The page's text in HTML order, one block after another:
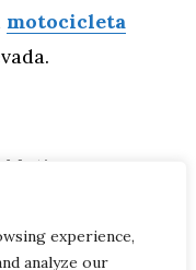
experience,
analyze our
motocicleta
para
de Alemania